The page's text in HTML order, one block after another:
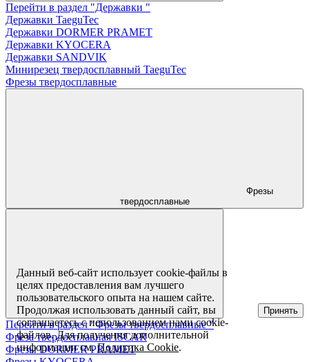
Перейти в раздел "Державки "
Державки TaeguTec
Державки DORMER PRAMET
Державки KYOCERA
Державки SANDVIK
Минирезец твердосплавный TaeguTec
Фрезы твердосплавные
Фрезы
твердосплавные
Перейти в раздел "Фрезы твердосплавные "
Фреза твердосплавная ISCAR
Фрезы DORMER PRAMET
Данный веб-сайт использует cookie-файлы в
целях предоставления вам лучшего
пользовательского опыта на нашем сайте.
Продолжая использовать данный сайт, вы
соглашаетесь с использованием нами cookie-
файлов. Для получения дополнительной
информации см.Политика Cookie.
Принять